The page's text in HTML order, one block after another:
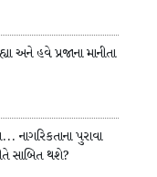
અને હવે પ્રજાના માનીતા
નાગરિકતાના પુરાવા
સાબિત થશે?